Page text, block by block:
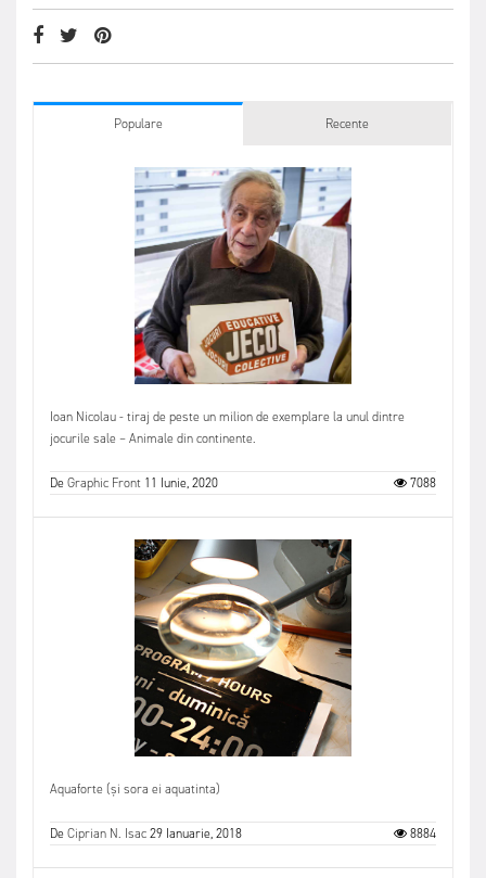
Populare Recente
Ioan Nicolau - tiraj de peste un milion de exemplare la unul dintre
jocurile sale – Animale din continente.
DeGraphic Front 11 Iunie, 2020 7088
Aquaforte (și sora ei aquatinta)
DeCiprian N. Isac29 Ianuarie, 2018 8884